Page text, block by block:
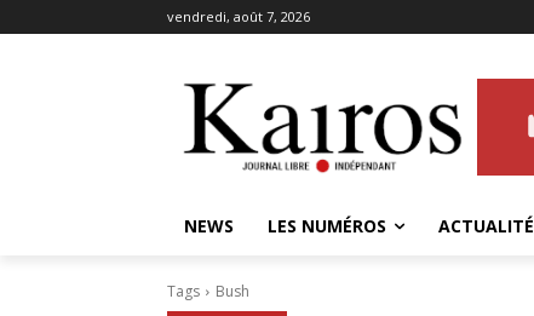
vendredi, août 7, 2026
NEWS LES NUMÉROS ACTUALITÉ
Tags Bush